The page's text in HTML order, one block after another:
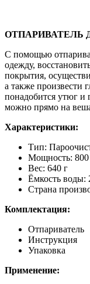
ОТПАРИВАТЕЛЬ
С помощью
одежду,
покрытия,
а также произвести
понадобится утюг и
можно прямо на
Характеристики:
Тип:
Мощность:
Вес: 640 г
Ёмкость воды:
Страна
Комплектация:
Отпариватель
Инструкция
Упаковка
Применение: